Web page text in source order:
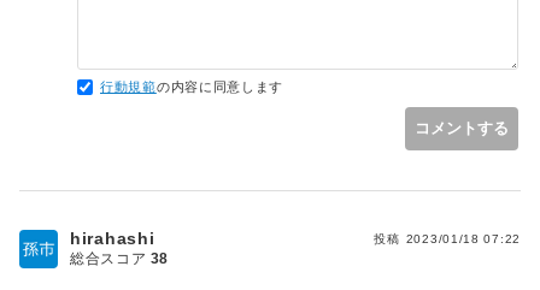
現在のバージョンやインストールしているワークロードにもよ
りますが、アップデートにはかなりのダウンロードが必要にな
り、時間もかかりますので、ネットワークや時間に余裕がある
行動規範の内容に同意します
コメントする
投稿 2023/01/18 07:22
hirahashi
総合スコア 38